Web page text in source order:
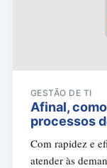
GESTÃO DE TI
Afinal,
processos
Com rapidez e
atender às